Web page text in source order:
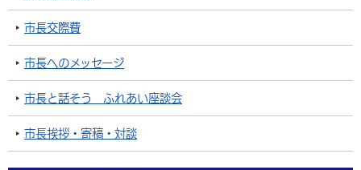
市長交際費
市長へのメッセージ
市長と話そう ふれあい座談会
市長挨拶・寄稿・対談